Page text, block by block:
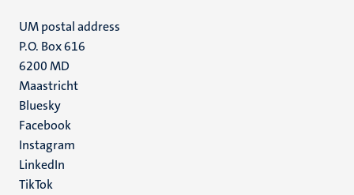
UM postal address
P.O. Box 616
6200 MD
Maastricht
Social
media
Bluesky
Facebook
Instagram
LinkedIn
TikTok